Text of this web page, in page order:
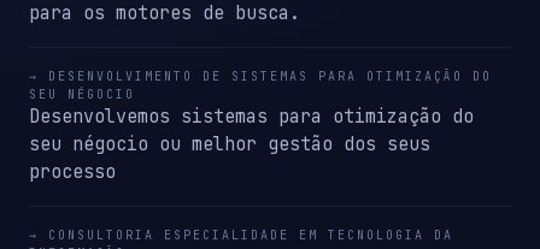
para os motores de busca.
→ DESENVOLVIMENTO DE SISTEMAS PARA OTIMIZAÇÃO DO
SEU NÉGOCIO
Desenvolvemos sistemas para otimização do
seu négocio ou melhor gestão dos seus
processo
→ CONSULTORIA ESPECIALIDADE EM TECNOLOGIA DA